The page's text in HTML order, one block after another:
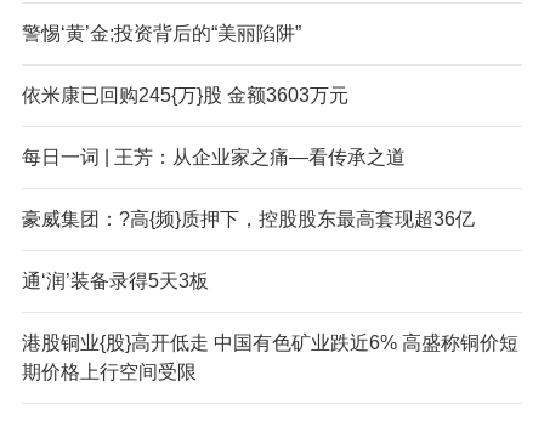
警惕‘黄’金;投资背后的“美丽陷阱”
依米康已回购245{万}股 金额3603万元
每日一词 | 王芳：从企业家之痛—看传承之道
豪威集团：?高{频}质押下，控股股东最高套现超36亿
通‘润’装备录得5天3板
港股铜业{股}高开低走 中国有色矿业跌近6% 高盛称铜价短
期价格上行空间受限